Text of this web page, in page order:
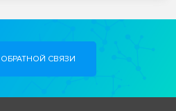
СВЯЗИ